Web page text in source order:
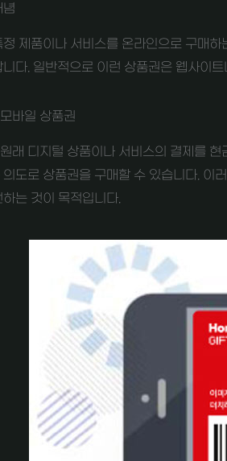
념
제품이나 서비스를 온라인으로 구매
다. 일반적으로 이런 상품권은 웹사이
바일 상품권
래 디지털 상품이나 서비스의 결제를
도로 상품권을 구매할 수 있습니다. 이
는 것이 목적입니다.